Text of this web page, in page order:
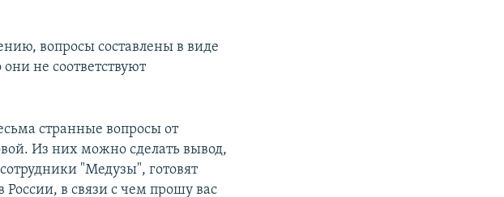
вопросы составлены в виде
не соответствуют
странные вопросы от
Из них можно сделать вывод,
"Медузы", готовят
в связи с чем прошу вас